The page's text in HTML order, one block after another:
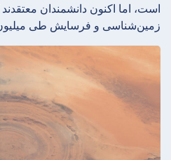
است، اما اکنون دانشمندان
زمین‌شناسی و فرسایش طی